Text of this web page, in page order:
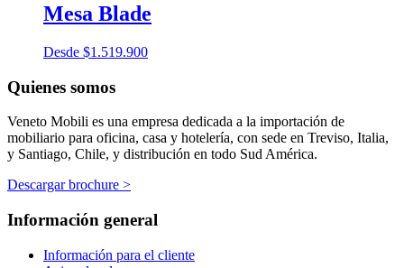
Mesa Blade
Desde $1.519.900
Quienes somos
Veneto Mobili es una empresa dedicada a la importación de
mobiliario para oficina, casa y hotelería, con sede en Treviso, Italia,
y Santiago, Chile, y distribución en todo Sud América.
Descargar brochure >
Información general
Información para el cliente